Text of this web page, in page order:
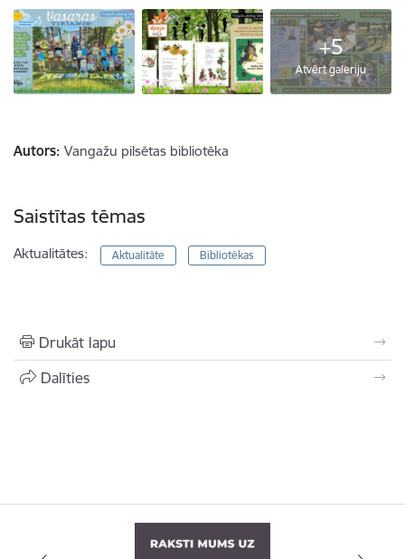
+5
Atvērt galeriju
Autors: Vangažu pilsētas bibliotēka
Saistītas tēmas
Aktualitātes: Aktualitāte Bibliotēkas
Drukāt lapu
Dalīties